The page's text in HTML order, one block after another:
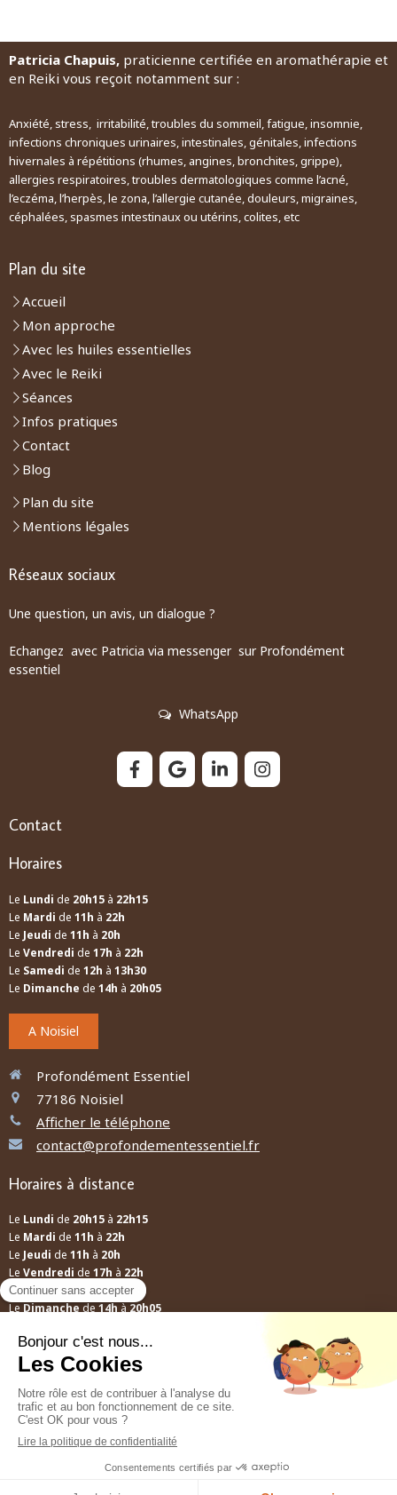
Patricia Chapuis, praticienne certifiée en aromathérapie et
en Reiki vous reçoit notamment sur :
Anxiété, stress, irritabilité, troubles du sommeil, fatigue, insomnie,
infections chroniques urinaires, intestinales, génitales, infections
hivernales à répétitions (rhumes, angines, bronchites, grippe),
allergies respiratoires, troubles dermatologiques comme l’acné,
l’eczéma, l’herpès, le zona, l’allergie cutanée, douleurs, migraines,
céphalées, spasmes intestinaux ou utérins, colites, etc
Plan du site
Accueil
Mon approche
Avec les huiles essentielles
Avec le Reiki
Séances
Infos pratiques
Contact
Blog
Plan du site
Mentions légales
Réseaux sociaux
Une question, un avis, un dialogue ?
Echangez avec Patricia via messenger sur Profondément
essentiel
WhatsApp
Contact
Horaires
Le Lundi de 20h15 à 22h15
Le Mardi de 11h à 22h
Le Jeudi de 11h à 20h
Le Vendredi de 17h à 22h
Le Samedi de 12h à 13h30
Le Dimanche de 14h à 20h05
A Noisiel
Profondément Essentiel
77186 Noisiel
Afficher le téléphone
contact@profondementessentiel.fr
Horaires à distance
Le Lundi de 20h15 à 22h15
Le Mardi de 11h à 22h
Le Jeudi de 11h à 20h
Le Vendredi de 17h à 22h
LeSamedide12hà13h30
Le Dimanche de 14h à 20h05
Mes conseils ne relèvent pas d'une prescription médicale, ils ne se
substituent pas à une consultation médicale ni au diagnostic d'un
médecin.
Création et référencement du site par Simplébo